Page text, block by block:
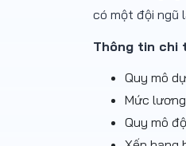
có một đội ngũ
Thông tin chi
Quy mô
Mức
Quy mô